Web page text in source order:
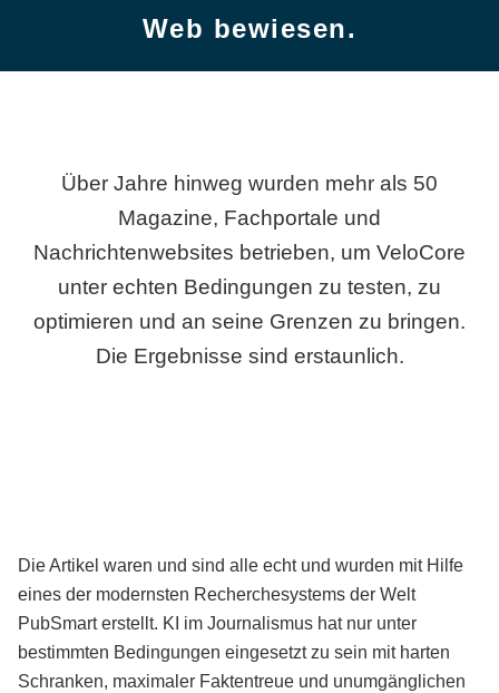
Web bewiesen.
Über Jahre hinweg wurden mehr als 50
Magazine, Fachportale und
Nachrichtenwebsites betrieben, um VeloCore
unter echten Bedingungen zu testen, zu
optimieren und an seine Grenzen zu bringen.
Die Ergebnisse sind erstaunlich.
Die Artikel waren und sind alle echt und wurden mit Hilfe
eines der modernsten Recherchesystems der Welt
PubSmart erstellt. KI im Journalismus hat nur unter
bestimmten Bedingungen eingesetzt zu sein mit harten
Schranken, maximaler Faktentreue und unumgänglichen